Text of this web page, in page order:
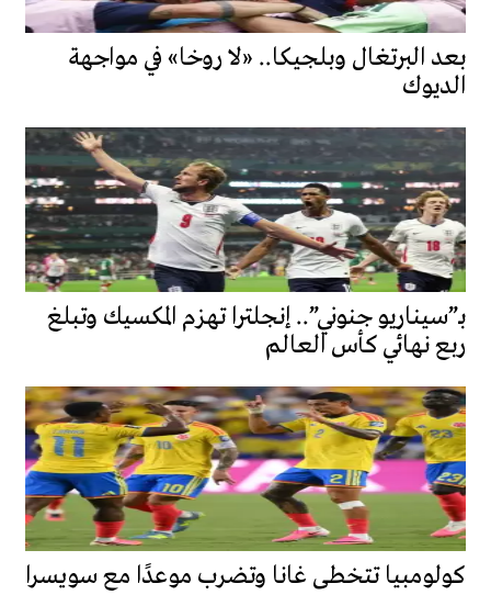
بعد البرتغال وبلجيكا.. «لا روخا» في مواجهة
الديوك
بـ”سيناريو جنوني”.. إنجلترا تهزم المكسيك وتبلغ
ربع نهائي كأس العالم
كولومبيا تتخطى غانا وتضرب موعدًا مع سويسرا